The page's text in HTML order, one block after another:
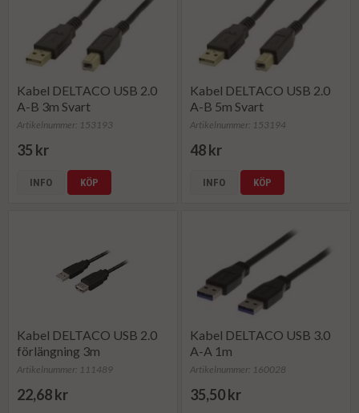
Kabel DELTACO USB 2.0
A-B 3m Svart
Artikelnummer: 153193
35 kr
INFO KÖP
Kabel DELTACO USB 2.0
A-B 5m Svart
Artikelnummer: 153194
48 kr
INFO KÖP
Kabel DELTACO USB 2.0
förlängning 3m
Artikelnummer: 111489
22,68 kr
Kabel DELTACO USB 3.0
A-A 1m
Artikelnummer: 160028
35,50 kr